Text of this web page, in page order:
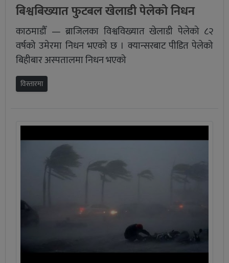
बिश्वबिख्यात फुटबल खेलाडी पेलेको निधन
काठमाडौँ — ब्राजिलका विश्वविख्यात खेलाडी पेलेको ८२
वर्षको उमेरमा निधन भएको छ । क्यान्सरबाट पीडित पेलेको
बिहीबार अस्पतालमा निधन भएको
विस्तारमा